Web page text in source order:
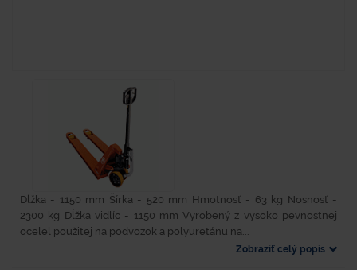
Dĺžka - 1150 mm Šírka - 520 mm Hmotnosť - 63 kg Nosnosť -
2300 kg Dĺžka vidlíc - 1150 mm Vyrobený z vysoko pevnostnej
ocelel použitej na podvozok a polyuretánu na...
Zobraziť celý popis